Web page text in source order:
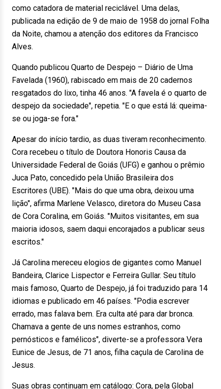
como catadora de material reciclável. Uma delas,
publicada na edição de 9 de maio de 1958 do jornal Folha
da Noite, chamou a atenção dos editores da Francisco
Alves.
Quando publicou Quarto de Despejo – Diário de Uma
Favelada (1960), rabiscado em mais de 20 cadernos
resgatados do lixo, tinha 46 anos. "A favela é o quarto de
despejo da sociedade", repetia. "E o que está lá: queima-
se ou joga-se fora."
Apesar do início tardio, as duas tiveram reconhecimento.
Cora recebeu o título de Doutora Honoris Causa da
Universidade Federal de Goiás (UFG) e ganhou o prêmio
Juca Pato, concedido pela União Brasileira dos
Escritores (UBE). "Mais do que uma obra, deixou uma
lição", afirma Marlene Velasco, diretora do Museu Casa
de Cora Coralina, em Goiás. "Muitos visitantes, em sua
maioria idosos, saem daqui encorajados a publicar seus
escritos."
Já Carolina mereceu elogios de gigantes como Manuel
Bandeira, Clarice Lispector e Ferreira Gullar. Seu título
mais famoso, Quarto de Despejo, já foi traduzido para 14
idiomas e publicado em 46 países. "Podia escrever
errado, mas falava bem. Era culta até para dar bronca.
Chamava a gente de uns nomes estranhos, como
pernósticos e famélicos", diverte-se a professora Vera
Eunice de Jesus, de 71 anos, filha caçula de Carolina de
Jesus.
Suas obras continuam em catálogo: Cora, pela Global